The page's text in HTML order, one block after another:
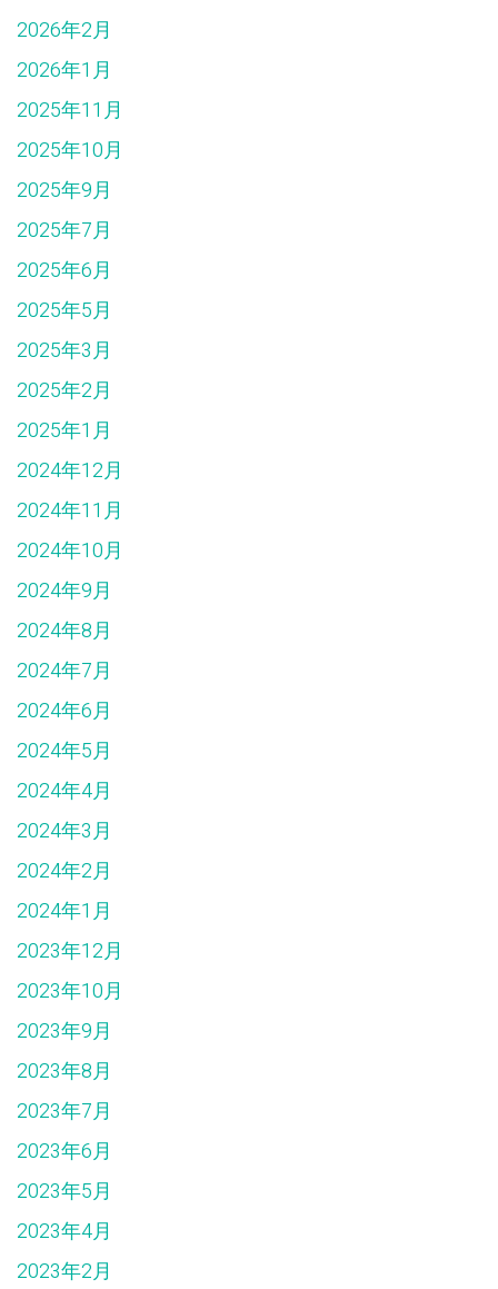
2026年2月
2026年1月
2025年11月
2025年10月
2025年9月
2025年7月
2025年6月
2025年5月
2025年3月
2025年2月
2025年1月
2024年12月
2024年11月
2024年10月
2024年9月
2024年8月
2024年7月
2024年6月
2024年5月
2024年4月
2024年3月
2024年2月
2024年1月
2023年12月
2023年10月
2023年9月
2023年8月
2023年7月
2023年6月
2023年5月
2023年4月
2023年2月